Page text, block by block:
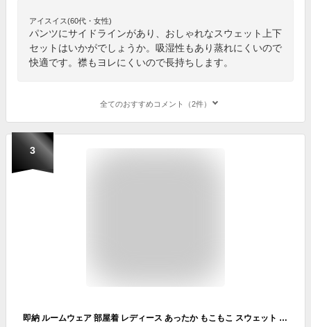
アイスイス(60代・女性)
パンツにサイドラインがあり、おしゃれなスウェット上下
セットはいかがでしょうか。吸湿性もあり蒸れにくいので
快適です。襟もヨレにくいので長持ちします。
全てのおすすめコメント（2件）
3
即納 ルームウェア 部屋着 レディース あったか もこもこ スウェット 上下セット パーカー ジャージ パジャマ 上下 セット セットアップ 長袖 楽チン トレーナー スエット パーカ 裏起毛 厚手 可愛い 防寒 冬 寝間着 送料無料